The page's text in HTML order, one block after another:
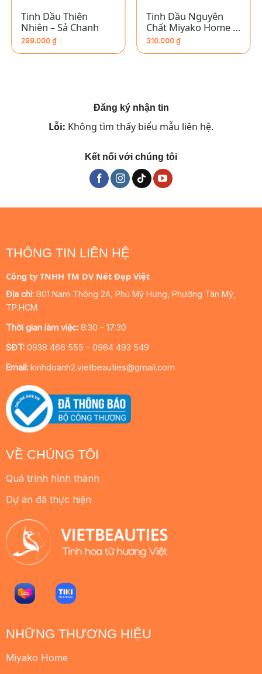
Tinh Dầu Thiên
Nhiên – Sả Chanh
299.000 ₫
Tinh Dầu Nguyên
Chất Miyako Home –
Song Ngư
310.000 ₫
Đăng ký nhận tin
Lỗi: Không tìm thấy biểu mẫu liên hệ.
Kết nối với chúng tôi
VỀ CHÚNG TÔI
Quá trình hình thành
Dự án đã thực hiện
NHỮNG THƯƠNG HIỆU
Miyako Home
THÔNG TIN LIÊN HỆ
Công ty TNHH TM DV Nét Đẹp Việt
Địa chỉ: B01 Nam Thông 2A, Phú Mỹ Hưng, Phường Tân Mỹ,
TP.HCM
Thời gian làm việc:8:30 - 17:30
SĐT:0938 466 555 - 0964 493 549
Email:kinhdoanh2.vietbeauties@gmail.com